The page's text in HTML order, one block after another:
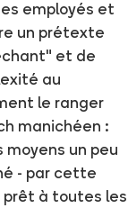
employés et
un prétexte
et de
au
le ranger
manichéen :
un peu
- par cette
prêt à toutes les